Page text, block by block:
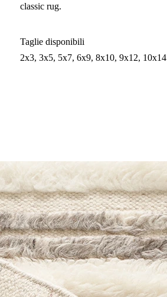
classic rug.
Taglie disponibili
2x3, 3x5, 5x7, 6x9, 8x10, 9x12, 10x14